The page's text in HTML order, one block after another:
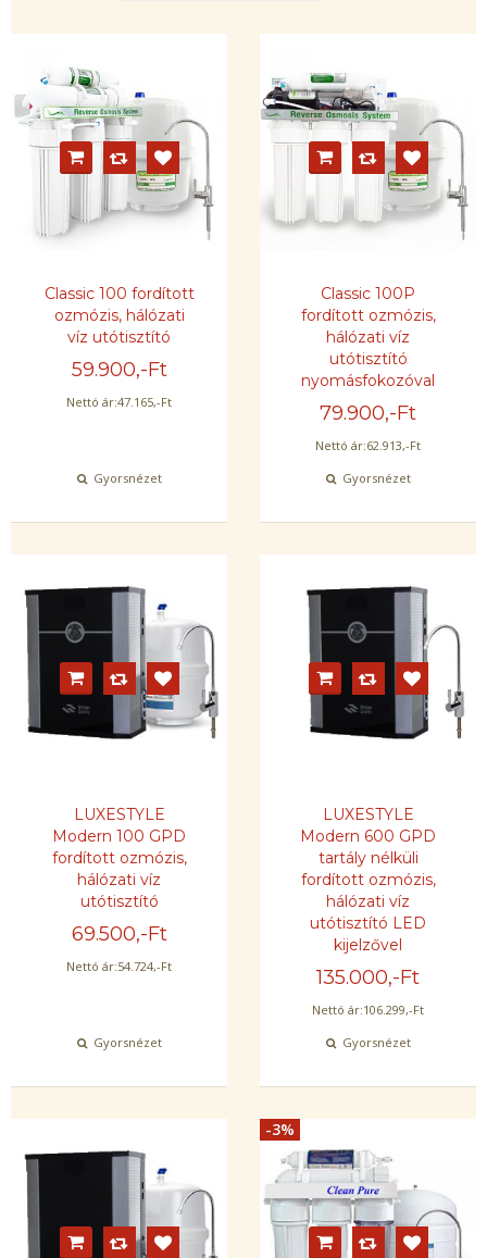
Classic 100 fordított
ozmózis, hálózati
víz utótisztító
59.900,-Ft
Nettó ár:47.165,-Ft
Gyorsnézet
Classic 100P
fordított ozmózis,
hálózati víz
utótisztító
nyomásfokozóval
79.900,-Ft
Nettó ár:62.913,-Ft
Gyorsnézet
LUXESTYLE
Modern 100 GPD
fordított ozmózis,
hálózati víz
utótisztító
69.500,-Ft
Nettó ár:54.724,-Ft
Gyorsnézet
LUXESTYLE
Modern 600 GPD
tartály nélküli
fordított ozmózis,
hálózati víz
utótisztító LED
kijelzővel
135.000,-Ft
Nettó ár:106.299,-Ft
Gyorsnézet
-3%